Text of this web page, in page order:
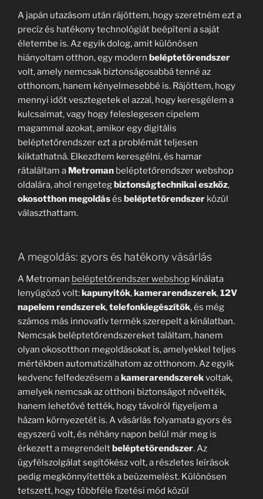
A japán utazásom után rájöttem, hogy szeretném ezt a
precíz és hatékony technológiát beépíteni a saját
életembe is. Az egyik dolog, amit különösen
hiányoltam otthon, egy modern beléptetőrendszer
volt, amely nemcsak biztonságosabbá tenné az
otthonom, hanem kényelmesebbé is. Rájöttem, hogy
mennyi időt vesztegetek el azzal, hogy keresgélem a
kulcsaimat, vagy hogy feleslegesen cipelem
magammal azokat, amikor egy digitális
beléptetőrendszer ezt a problémát teljesen
kiiktathatná. Elkezdtem keresgélni, és hamar
rátaláltam a Metroman beléptetőrendszer webshop
oldalára, ahol rengetegbiztonságtechnikai eszköz,
okosotthon megoldásés beléptetőrendszer közül
választhattam.
A megoldás: gyors és hatékony vásárlás
A Metroman beléptetőrendszer webshop kínálata
lenyűgöző volt:kapunyitók,kamerarendszerek,12V
napelem rendszerek,telefonkiegészítők, és még
számos más innovatív termék szerepelt a kínálatban.
Nemcsak beléptetőrendszereket találtam, hanem
olyan okosotthon megoldásokat is, amelyekkel teljes
mértékben automatizálhatom az otthonom. Az egyik
kedvenc felfedezésem akamerarendszerekvoltak,
amelyek nemcsak az otthoni biztonságot növelték,
hanem lehetővé tették, hogy távolról figyeljem a
házam környezetét is. A vásárlás folyamata gyors és
egyszerű volt, és néhány napon belül már meg is
érkezett a megrendeltbeléptetőrendszer. Az
ügyfélszolgálat segítőkész volt, a részletes leírások
pedig megkönnyítették a beüzemelést. Különösen
tetszett, hogy többféle fizetési mód közül